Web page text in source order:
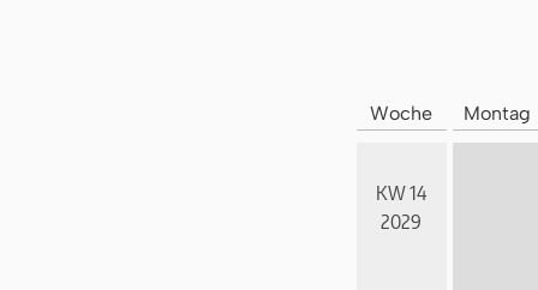
Woche Montag
KW 14
2029